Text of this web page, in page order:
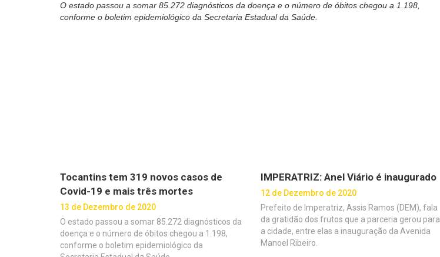
O estado passou a somar 85.272 diagnósticos da doença e o número de óbitos chegou a 1.198,
conforme o boletim epidemiológico da Secretaria Estadual da Saúde.
Tocantins tem 319 novos casos de
Covid-19 e mais três mortes
13 de Dezembro de 2020
O estado passou a somar 85.272 diagnósticos da
doença e o número de óbitos chegou a 1.198,
conforme o boletim epidemiológico da
IMPERATRIZ: Anel Viário é inaugurado
12 de Dezembro de 2020
Prefeito de Imperatriz, Assis Ramos (DEM), fala
da gratidão dos frutos que a parceria gerou para
a cidade, entre elas a inauguração da Avenida
Manoel Ribeiro.